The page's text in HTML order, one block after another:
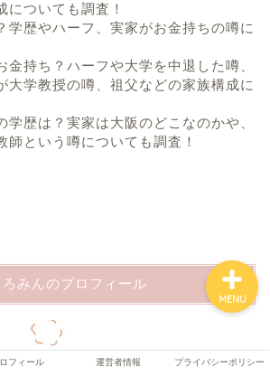
についても調査！
学歴やハーフ、実家がお金持ちの噂に
金持ち？ハーフや大学を中退した噂、
大学教授の噂、祖父などの家族構成に
学歴は？実家は大阪のどこなのかや、
師という噂についても調査！
ろみんのプロフィール
フィール 運営者情報 プライバシーポリシー
MENU
プロフィール
運営者情報